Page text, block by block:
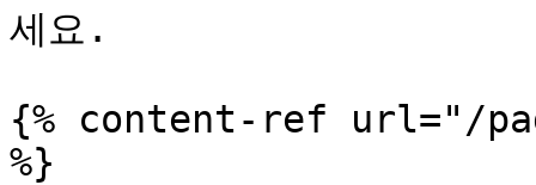
세요.
{% content-ref url="/
%}